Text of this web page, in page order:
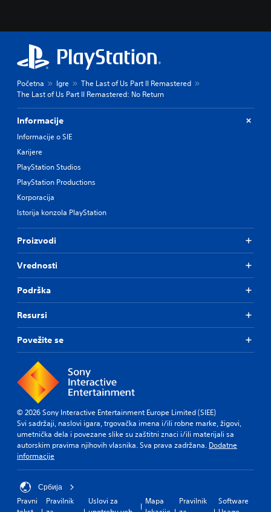
Početna Igre
The Last of Us Part II Remastered
The Last of Us Part II Remastered: No Return
Informacije
Informacije o SIE
Karijere
PlayStation Studios
PlayStation Productions
Korporacija
Istorija konzola PlayStation
Proizvodi
Vrednosti
Podrška
Resursi
Povežite se
© 2026 Sony Interactive Entertainment Europe Limited (SIEE)
Svi sadržaji, naslovi igara, trgovačka imena i/ili robne marke, žigovi,
umetnička dela i povezane slike su zaštitni znaci i/ili materijali sa
autorskim pravima njihovih vlasnika. Sva prava zadržana. Dodatne
informacije
Србија
Pravni
Pravilnik
Uslovi za
Mapa
Pravilnik
Software